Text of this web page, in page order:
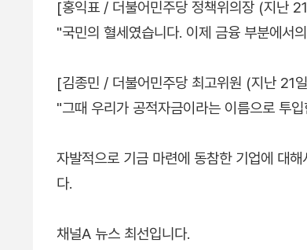
[홍익표 / 더불어민주당 정책위의장 (지난
"국민의 혈세였습니다. 이제 금융 부분에서
[김종민 / 더불어민주당 최고위원 (지난 21
"그때 우리가 공적자금이라는 이름으로 투
자발적으로 기금 마련에 동참한 기업에 대
다.
채널A 뉴스 최선입니다.